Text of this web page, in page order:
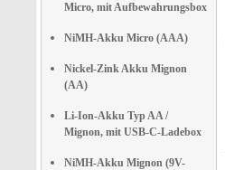
Micro, mit Aufbewahrungsbox
NiMH-Akku Micro (AAA)
Nickel-Zink Akku Mignon
(AA)
Li-Ion-Akku Typ AA /
Mignon, mit USB-C-Ladebox
NiMH-Akku Mignon (9V-